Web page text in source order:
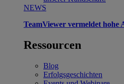
NEWS
TeamViewer vermeldet hohe
Ressourcen
Blog
Erfolgsgeschichten